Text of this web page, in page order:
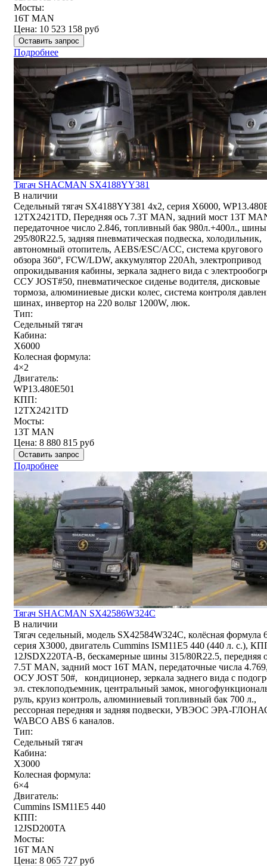
Мосты:
16T MAN
Цена: 10 523 158 руб
Оставить запрос
Подробнее
Тягач SHACMAN SX4188YY381
В наличии
Седельный тягач SX4188YY381 4x2, серия X6000,
12TX2421TD, Передняя ось 7.3Т MAN, задний мост 13T
передаточное число 2.846, топливный бак 980л.+400л., шины
295/80R22.5, задняя пневматическая подвеска, холодильник,
автономный отопитель, AEBS/ESC/ACC, система кругового
обзора 360°, FCW/LDW, аккумулятор 220Ah, электропривод
опрокидывания кабины, зеркала заднего вида с
ССУ JOST#50, пневматическое сиденье водителя, дисковые
тормоза, алюминиевые диски колес, система контроля
шинах, инвертор на 220 вольт 1200W, люк.
Тип:
Седельный тягач
Кабина:
X6000
Колесная формула:
4×2
Двигатель:
WP13.480E501
КПП:
12TX2421TD
Мосты:
13T MAN
Цена: 8 880 815 руб
Оставить запрос
Подробнее
Тягач SHACMAN SX42586W324C
В наличии
Тягач седельный, модель SX42584W324C, колёсная формула
серия X3000, двигатель Cummins ISM11E5 440 (440 л. с.),
12JSDX220TA-B, бескамерные шины 315/80R22.5, передняя
7.5T MAN, задний мост 16T MAN, передаточные числа
ОСУ JOST 50#, кондиционер, зеркала заднего вида с
эл. стеклоподъемник, центральный замок,
руль, круиз контроль, алюминиевый топливный бак 700 л.,
рессорная передняя и задняя подвески, УВЭОС ЭРА-
WABCO ABS 6 каналов.
Тип:
Седельный тягач
Кабина:
X3000
Колесная формула:
6×4
Двигатель:
Cummins ISM11E5 440
КПП:
12JSD200TA
Мосты:
16T MAN
Цена: 8 065 727 руб